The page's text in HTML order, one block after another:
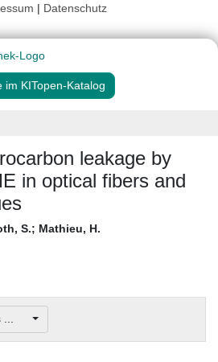
| Datenschutz
im KITopen-Katalog
leakage by
in optical fibers and
S.; Mathieu, H.
...